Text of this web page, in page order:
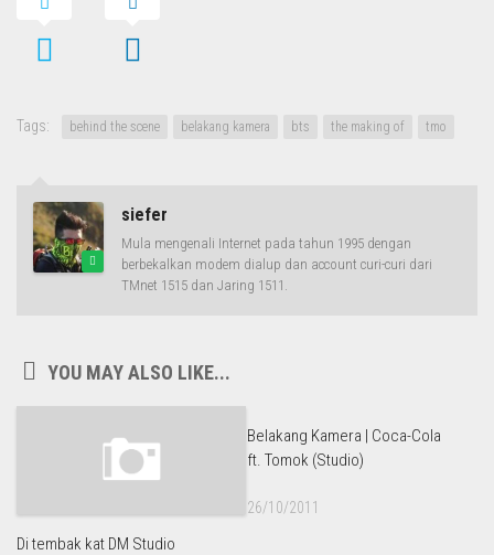
Tags: behind the scene belakang kamera bts the making of tmo
siefer
Mula mengenali Internet pada tahun 1995 dengan
berbekalkan modem dialup dan account curi-curi dari
TMnet 1515 dan Jaring 1511.
YOU MAY ALSO LIKE...
Di tembak kat DM Studio
Belakang Kamera | Coca-Cola
ft. Tomok (Studio)
26/10/2011